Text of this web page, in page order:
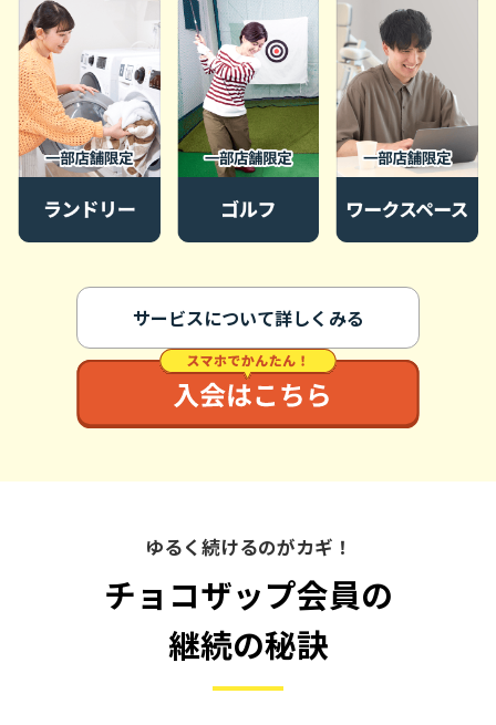
サービスについて詳しくみる
ゆるく続けるのがカギ！
チョコザップ会員の
継続の秘訣